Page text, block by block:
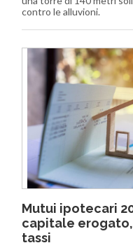
contro le alluvioni.
Mutui ipotecari
capitale
tassi